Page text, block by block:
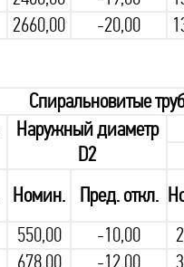
2660,00 -20,00
Спиральновитые
Наружный диаметр
D2
Номин. Пред. откл.
550,00 -10,00
678,00 -12,00